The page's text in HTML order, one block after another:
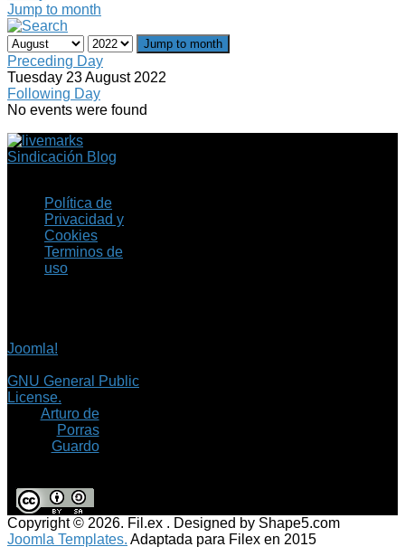
Jump to month
Jump to month
Preceding Day
Tuesday 23 August 2022
Following Day
No events were found
Sindicación Blog
Política de
Privacidad y
Cookies
Terminos de
uso
Joomla!
GNU General Public
License.
Arturo de
Porras
Guardo
Copyright © 2026. Fil.ex . Designed by Shape5.com
Joomla Templates. Adaptada para Filex en 2015